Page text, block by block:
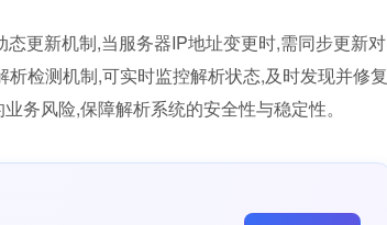
更新机制,当服务器IP地址变更时,需同步更新对
检测机制,可实时监控解析状态,及时发现并修复
务风险,保障解析系统的安全性与稳定性。